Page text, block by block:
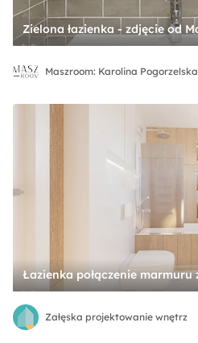
Maszroom: Karolina Pogorzelska
Załęska projektowanie wnętrz